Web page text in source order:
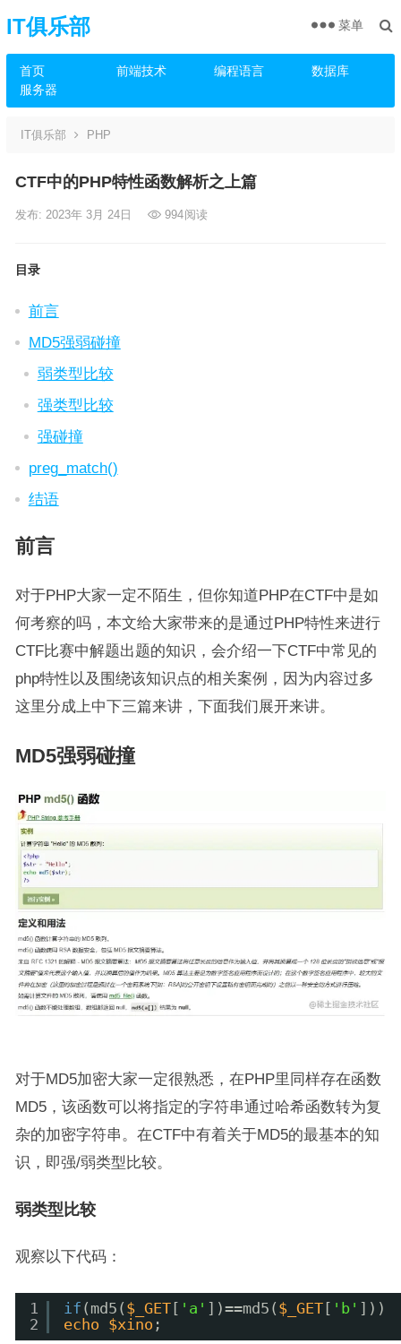
IT俱乐部
首页 前端技术 编程语言
数据库
服务器
菜单
IT俱乐部 PHP
CTF中的PHP特性函数解析之上篇
发布: 2023年 3月 24日 994阅读
目录
前言
MD5强弱碰撞
弱类型比较
强类型比较
强碰撞
preg_match()
结语
前言
对于PHP大家一定不陌生，但你知道PHP在CTF中是如
何考察的吗，本文给大家带来的是通过PHP特性来进行
CTF比赛中解题出题的知识，会介绍一下CTF中常见的
php特性以及围绕该知识点的相关案例，因为内容过多
这里分成上中下三篇来讲，下面我们展开来讲。
MD5强弱碰撞
对于MD5加密大家一定很熟悉，在PHP里同样存在函数
MD5，该函数可以将指定的字符串通过哈希函数转为复
杂的加密字符串。在CTF中有着关于MD5的最基本的知
识，即强/弱类型比较。
弱类型比较
观察以下代码：
1
2
if (md5( $_GET [ 'a' ])==md5( $_GET [ 'b' ]))
echo
$xino ;